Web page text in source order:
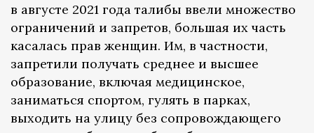
в августе 2021 года талибы ввели множество
ограничений и запретов, большая их часть
касалась прав женщин. Им, в частности,
запретили получать среднее и высшее
образование, включая медицинское,
заниматься спортом, гулять в парках,
выходить на улицу без сопровождающего